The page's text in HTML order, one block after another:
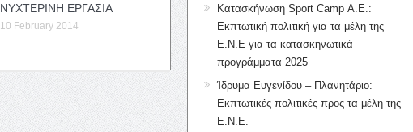
ΝΥΧΤΕΡΙΝΗ ΕΡΓΑΣΙΑ
10 February 2014
Κατασκήνωση Sport Camp Α.Ε.:
Εκπτωτική πολιτική για τα μέλη της
Ε.Ν.Ε για τα κατασκηνωτικά
προγράμματα 2025
Ίδρυμα Ευγενίδου – Πλανητάριο:
Εκπτωτικές πολιτικές προς τα μέλη της
Ε.Ν.Ε.